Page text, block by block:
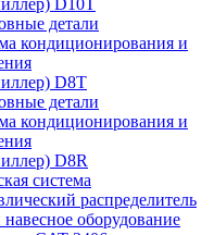
D10T
детали
кондиционирования и
D8T
детали
кондиционирования и
D8R
система
распределитель
навесное оборудование